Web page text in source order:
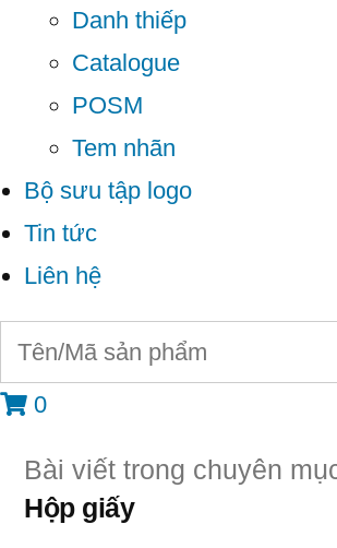
Danh thiếp
Catalogue
POSM
Tem nhãn
Bộ sưu tập logo
Tin tức
Liên hệ
0
Bài viết trong chuyên
Hộp giấy